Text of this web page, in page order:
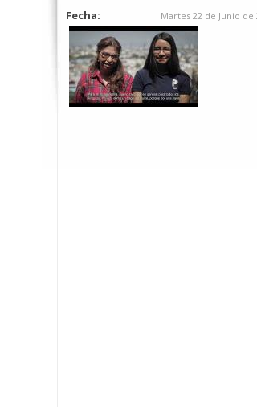
Fecha: Martes 22 de Junio de